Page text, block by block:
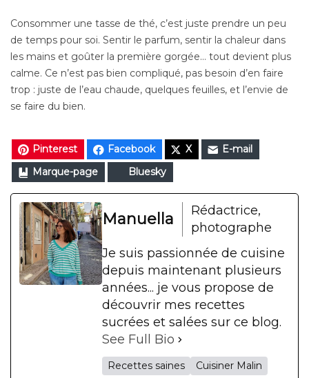
Consommer une tasse de thé, c’est juste prendre un peu
de temps pour soi. Sentir le parfum, sentir la chaleur dans
les mains et goûter la première gorgée… tout devient plus
calme. Ce n’est pas bien compliqué, pas besoin d’en faire
trop : juste de l’eau chaude, quelques feuilles, et l’envie de
se faire du bien.
Pinterest Facebook X
E-mail
Marque-page
Bluesky
Manuella
Rédactrice,
photographe
Je suis passionnée de cuisine
depuis maintenant plusieurs
années... je vous propose de
découvrir mes recettes
sucrées et salées sur ce blog.
See Full Bio
Recettes saines Cuisiner Malin